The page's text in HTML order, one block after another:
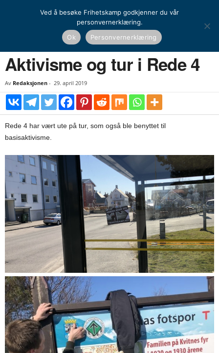
Aktivisme og tur i Rede 4
Aktivisme og tur i Rede 4
Av Redaksjonen - 29. april 2019
Rede 4 har vært ute på tur, som også ble benyttet til
basisaktivisme.
Ved å besøke Frihetskamp godkjenner du vår
personvernerklæring.
Ok
Personvernerklæring